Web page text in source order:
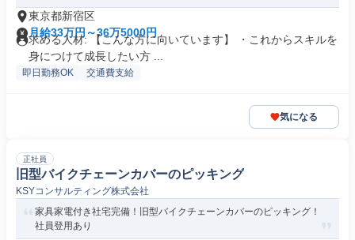
東京都新宿区
月給33万円～36万5000円
求める人材: 【こんな方に向いています】 ・これからスキルを
身につけて成長したい方 ...
即日勤務OK 交通費支給
気になる
正社員
旧型バイクチェーンカバーのピッキング
KSYコンサルティング株式会社
家具家電付き社宅完備！旧型バイクチェーンカバーのピッキング！
社員登用あり